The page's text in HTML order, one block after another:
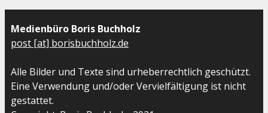
Medienbüro Boris Buchholz
post [at] borisbuchholz.de
Alle Bilder und Texte sind urheberrechtlich geschützt.
Eine Verwendung und/oder Vervielfältigung ist nicht
gestattet.